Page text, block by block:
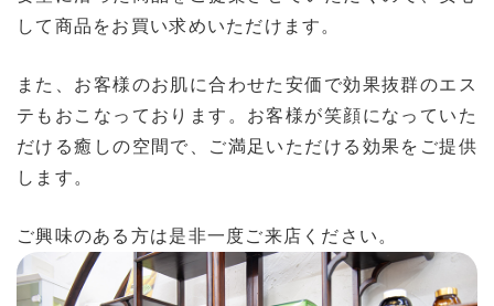
して商品をお買い求めいただけます。
また、お客様のお肌に合わせた安価で効果抜群のエス
テもおこなっております。お客様が笑顔になっていた
だける癒しの空間で、ご満足いただける効果をご提供
します。
ご興味のある方は是非一度ご来店ください。